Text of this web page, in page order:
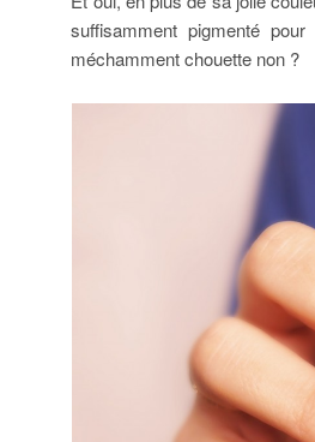
suffisamment pigmenté
méchamment chouette non ?